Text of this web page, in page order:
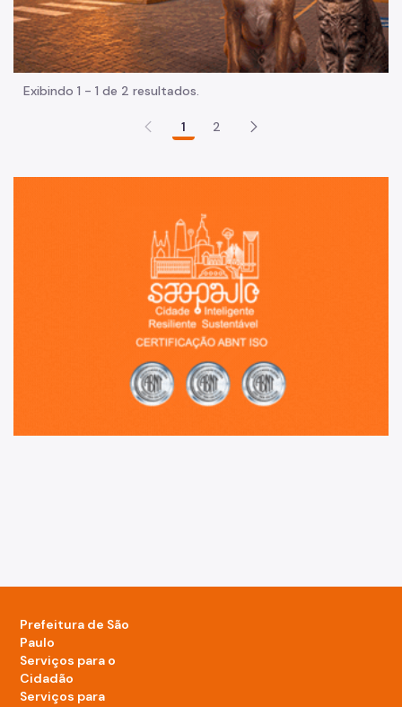
Exibindo 1 - 1 de 2 resultados.
1 2
Prefeitura de São
Paulo
Serviços para o
Cidadão
Serviços para